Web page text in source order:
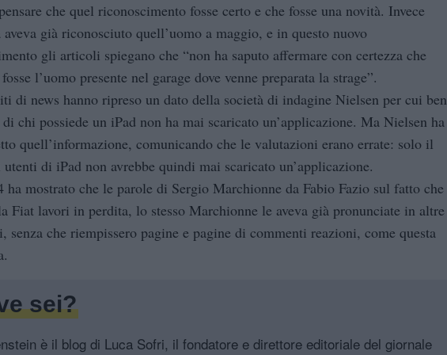
che quel riconoscimento fosse certo e che fosse una novità. Invece
aveva già riconosciuto quell’uomo a maggio, e in questo nuovo
gli articoli spiegano che “non ha saputo affermare con certezza che
l’uomo presente nel garage dove venne preparata la strage”.
di news hanno ripreso un dato della società di indagine Nielsen per cui ben
chi possiede un iPad non ha mai scaricato un’applicazione. Ma Nielsen ha
quell’informazione, comunicando che le valutazioni erano errate: solo il
di iPad non avrebbe quindi mai scaricato un’applicazione.
ha mostrato che le parole di Sergio Marchionne da Fabio Fazio sul fatto che
Fiat lavori in perdita, lo stesso Marchionne le aveva già pronunciate in altre
senza che riempissero pagine e pagine di commenti reazioni, come questa
sei?
è il blog di Luca Sofri, il fondatore e direttore editoriale del giornale